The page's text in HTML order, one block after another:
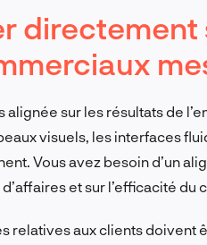
alignée sur les résultats de
visuels, les interfaces
Vous avez besoin d’un
et sur l’efficacité du
relatives aux clients